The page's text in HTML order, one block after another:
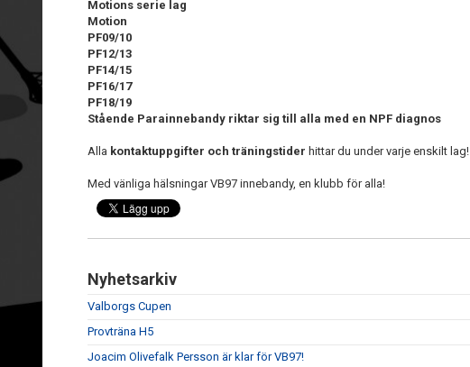
Motions serie lag
Motion
PF09/10
PF12/13
PF14/15
PF16/17
PF18/19
Stående Parainnebandy riktar sig till alla med en NPF diagnos
Alla kontaktuppgifter och träningstider hittar du under varje enskilt lag!
Med vänliga hälsningar VB97 innebandy, en klubb för alla!
Nyhetsarkiv
Valborgs Cupen
Provträna H5
Joacim Olivefalk Persson är klar för VB97!